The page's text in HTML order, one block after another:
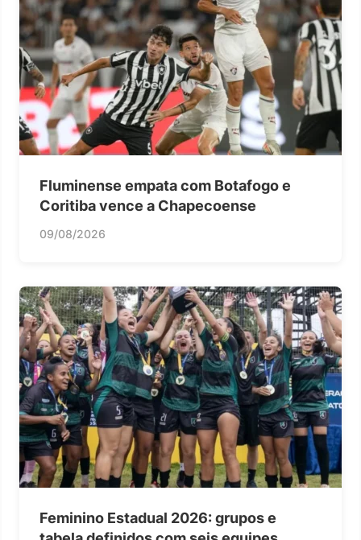
Fluminense empata com Botafogo e
Coritiba vence a Chapecoense
09/08/2026
Feminino Estadual 2026: grupos e